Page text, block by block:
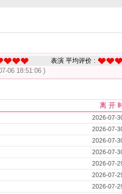
表演 平均评价 :
06 18:51:06 )
离 开
2026-07-
2026-07-
2026-07-
2026-07-
2026-07-
2026-07-
2026-07-